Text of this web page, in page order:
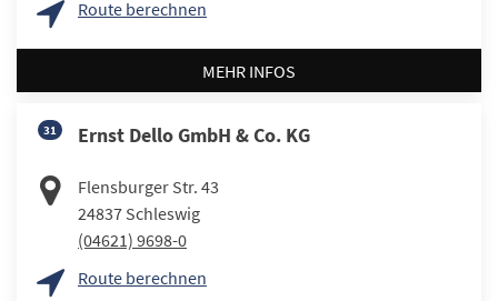
Route berechnen
MEHR INFOS
31 Ernst Dello GmbH & Co. KG
Flensburger Str. 43
24837 Schleswig
(04621) 9698-0
Route berechnen